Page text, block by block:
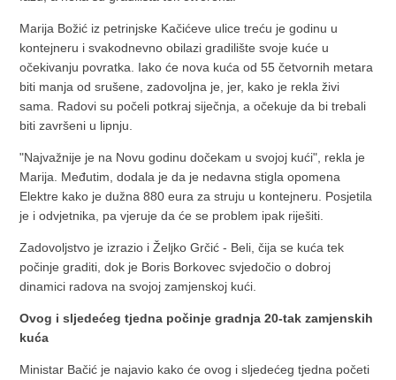
Marija Božić iz petrinjske Kačićeve ulice treću je godinu u
kontejneru i svakodnevno obilazi gradilište svoje kuće u
očekivanju povratka. Iako će nova kuća od 55 četvornih metara
biti manja od srušene, zadovoljna je, jer, kako je rekla živi
sama. Radovi su počeli potkraj siječnja, a očekuje da bi trebali
biti završeni u lipnju.
"Najvažnije je na Novu godinu dočekam u svojoj kući", rekla je
Marija. Međutim, dodala je da je nedavna stigla opomena
Elektre kako je dužna 880 eura za struju u kontejneru. Posjetila
je i odvjetnika, pa vjeruje da će se problem ipak riješiti.
Zadovoljstvo je izrazio i Željko Grčić - Beli, čija se kuća tek
počinje graditi, dok je Boris Borkovec svjedočio o dobroj
dinamici radova na svojoj zamjenskoj kući.
Ovog i sljedećeg tjedna počinje gradnja 20-tak zamjenskih
kuća
Ministar Bačić je najavio kako će ovog i sljedećeg tjedna početi